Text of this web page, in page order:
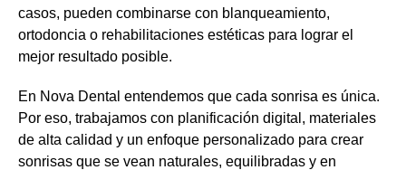
casos, pueden combinarse con blanqueamiento,
ortodoncia o rehabilitaciones estéticas para lograr el
mejor resultado posible.
En Nova Dental entendemos que cada sonrisa es única.
Por eso, trabajamos con planificación digital, materiales
de alta calidad y un enfoque personalizado para crear
sonrisas que se vean naturales, equilibradas y en